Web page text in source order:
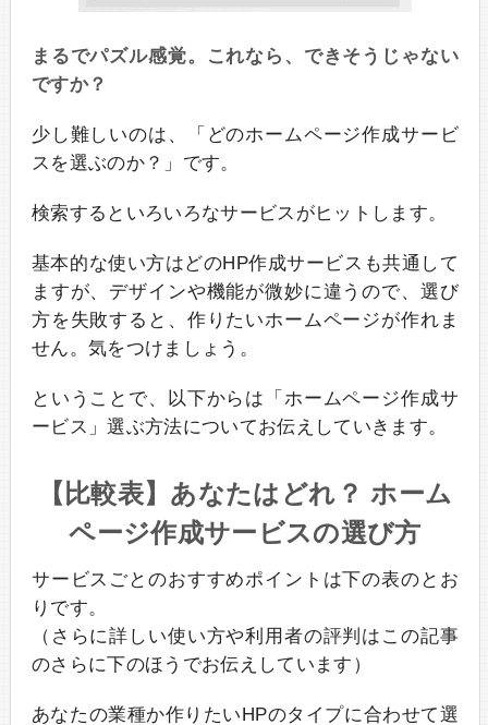
まるでパズル感覚。これなら、できそうじゃない
ですか？
少し難しいのは、「どのホームページ作成サービ
スを選ぶのか？」です。
検索するといろいろなサービスがヒットします。
基本的な使い方はどのHP作成サービスも共通して
ますが、デザインや機能が微妙に違うので、選び
方を失敗すると、作りたいホームページが作れま
せん。気をつけましょう。
ということで、以下からは「ホームページ作成サ
ービス」選ぶ方法についてお伝えしていきます。
【比較表】あなたはどれ？ ホーム
ページ作成サービスの選び方
サービスごとのおすすめポイントは下の表のとお
りです。
（さらに詳しい使い方や利用者の評判はこの記事
のさらに下のほうでお伝えしています）
あなたの業種か作りたいHPのタイプに合わせて選